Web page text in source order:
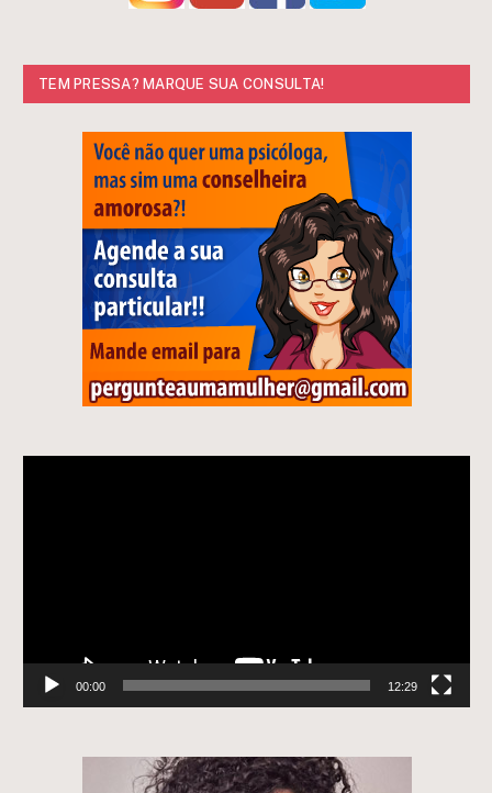
TEM PRESSA? MARQUE SUA CONSULTA!
00:00 12:29